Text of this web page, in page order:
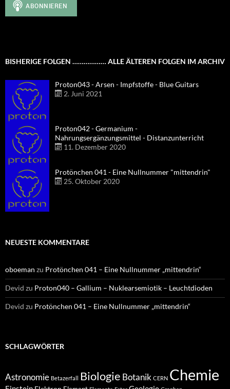
BISHERIGE FOLGEN ……………… ALLE ÄLTEREN FOLGEN IM ARCHIV
Proton043 - Arsen - Impfstoffe - Blue Guitars
2. Juni 2021
Proton042 - Germanium -
Nahrungsergänzungsmittel - Distanzunterricht
11. Dezember 2020
Protönchen 041 - Eine Nullnummer "mittendrin"
25. Oktober 2020
NEUESTE KOMMENTARE
oboeman zu Protönchen 041 – Eine Nullnummer „mittendrin“
Devid zu Proton040 – Gallium – Nuklearsemiotik – Leuchtdioden
Devid zu Protönchen 041 – Eine Nullnummer „mittendrin“
SCHLAGWÖRTER
Astronomie Betazerfall Biologie Botanik CERN Chemie